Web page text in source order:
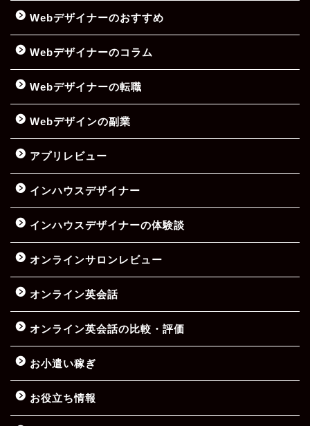
Webデザイナーのおすすめ
Webデザイナーのコラム
Webデザイナーの転職
Webデザインの副業
アプリレビュー
インハウスデザイナー
インハウスデザイナーの体験談
オンラインサロンレビュー
オンライン英会話
オンライン英会話の比較・評価
お小遣い稼ぎ
お役立ち情報